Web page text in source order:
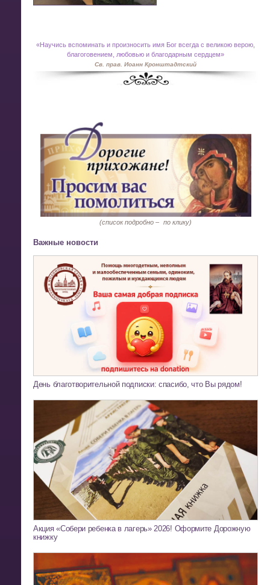
«Научись вспоминать и произносить имя Бог всегда с великою верою,
благоговением, любовью и благодарным сердцем»
Св. прав. Иоанн Кронштадтский
(список подробно – по клику)
Важные новости
День благотворительной подписки: спасибо, что Вы рядом!
Акция «Собери ребенка в лагерь» 2026! Оформите Дорожную
книжку